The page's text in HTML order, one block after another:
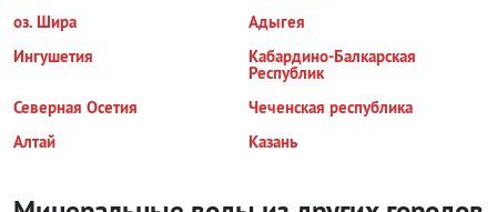
оз. Шира
Адыгея
Ингушетия
Кабардино-Балкарская
Республик
Северная Осетия
Чеченская республика
Алтай
Казань